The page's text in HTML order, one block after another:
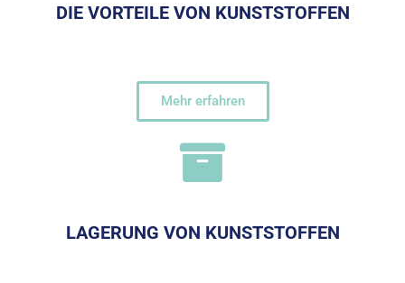
DIE VORTEILE VON KUNSTSTOFFEN
Mehr erfahren
LAGERUNG VON KUNSTSTOFFEN